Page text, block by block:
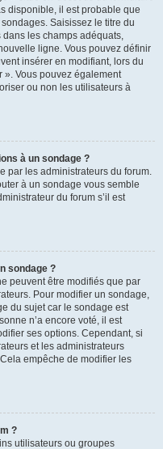
disponible, il est probable que
Saisissez le titre du
les champs adéquats,
ligne. Vous pouvez définir
insérer en modifiant, lors du
». Vous pouvez également
ou non les utilisateurs à
à un sondage ?
par les administrateurs du forum.
à un sondage vous semble
du forum s’il est
sondage ?
peuvent être modifiés que par
Pour modifier un sondage,
du sujet car le sondage est
n’a encore voté, il est
ses options. Cependant, si
et les administrateurs
empêche de modifier les
?
utilisateurs ou groupes